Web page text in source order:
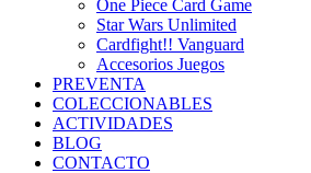
One Piece Card Game
Star Wars Unlimited
Cardfight!! Vanguard
Accesorios Juegos
PREVENTA
COLECCIONABLES
ACTIVIDADES
BLOG
CONTACTO